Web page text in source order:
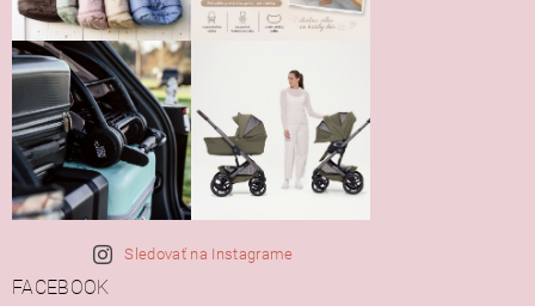
Sledovať na Instagrame
FACEBOOK